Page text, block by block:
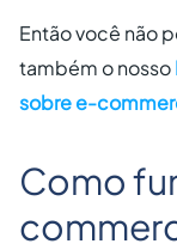
Então você não
também o nosso
sobre e-
Como